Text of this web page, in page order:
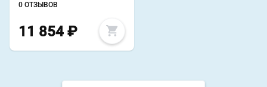
0 ОТЗЫВОВ
11 854 ₽